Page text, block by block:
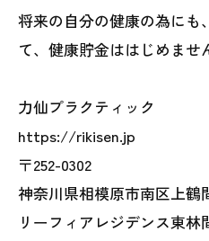
将来の自分の健康の為にも
て、健康貯金ははじめませ
力仙プラクティック
https://rikisen.jp
〒252-0302
神奈川県相模原市南区上鶴
リーフィアレジデンス東林